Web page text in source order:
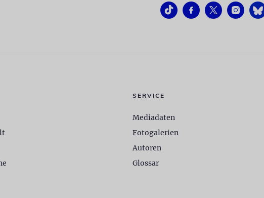
SERVICE
Mediadaten
Fotogalerien
Autoren
Glossar